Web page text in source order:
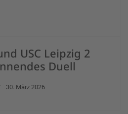
USC Leipzig 2
Duell
30. März 2026